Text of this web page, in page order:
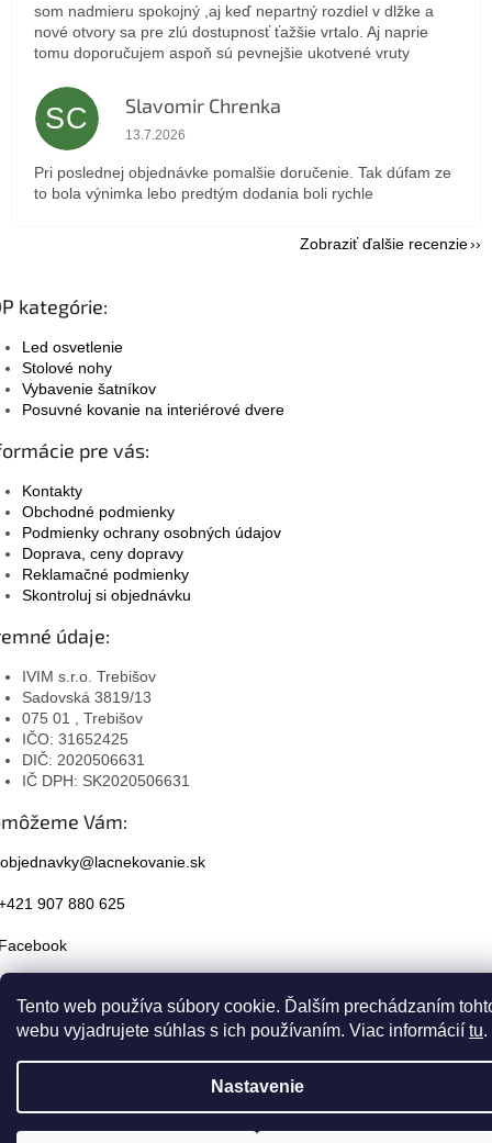
Tento web používa súbory cookie. Ďalším prechádzaním
webu vyjadrujete súhlas s ich používaním. Viac informácií tu.
Nastavenie
som nadmieru spokojný ,aj keď nepartný rozdiel v dlžke a
nové otvory sa pre zlú dostupnosť ťažšie vrtalo. Aj naprie
tomu doporučujem aspoň sú pevnejšie ukotvené vruty
SC Slavomir Chrenka
Hodnotenie obchodu je 5 z 5 hviezdičiek.
13.7.2026
Pri poslednej objednávke pomalšie doručenie. Tak dúfam ze
to bola výnimka lebo predtým dodania boli rychle
Zobraziť ďalšie recenzie
kategórie:
Led osvetlenie
Stolové nohy
Vybavenie šatníkov
Posuvné kovanie na interiérové dvere
pre vás:
Kontakty
Obchodné podmienky
Podmienky ochrany osobných údajov
Doprava, ceny dopravy
Reklamačné podmienky
Skontroluj si objednávku
údaje:
IVIM s.r.o. Trebišov
Sadovská 3819/13
075 01 , Trebišov
IČO: 31652425
DIČ: 2020506631
IČ DPH: SK2020506631
Vám:
objednavky@lacnekovanie.sk
907 880 625